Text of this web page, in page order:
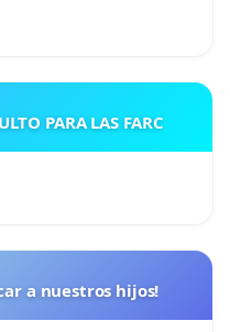
PARA LAS FARC
a nuestros hijos!